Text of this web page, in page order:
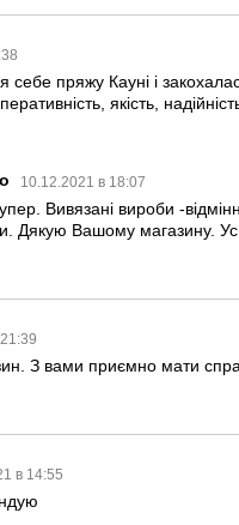
себе пряжу Кауні і
якість,
10.12.2021 в 18:07
Вивязані вироби -
Дякую Вашому магазину.
З вами приємно мати
в 14:55